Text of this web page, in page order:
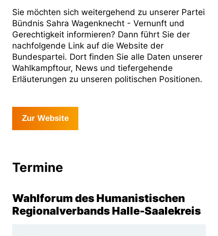
Sie möchten sich weitergehend zu unserer Partei
Bündnis Sahra Wagenknecht - Vernunft und
Gerechtigkeit informieren? Dann führt Sie der
nachfolgende Link auf die Website der
Bundespartei. Dort finden Sie alle Daten unserer
Wahlkampftour, News und tiefergehende
Erläuterungen zu unseren politischen Positionen.
Zur Website
Termine
Wahlforum des Humanistischen
Regionalverbands Halle-Saalekreis